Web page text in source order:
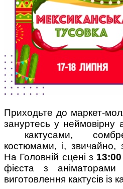
Як підготувати дитину до
навчального року? Поради
лікаря батькам
особистісний розвиток в
декреті
Приходьте до маркет-
зануртесь у
кактусами,
костюмами, і, звичайно,
На Головній сцені з
фієста з
виготовлення кактусів із